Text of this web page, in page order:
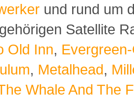
und rund um
Satellite
Old Inn,
, Metalhead,
Whale And The